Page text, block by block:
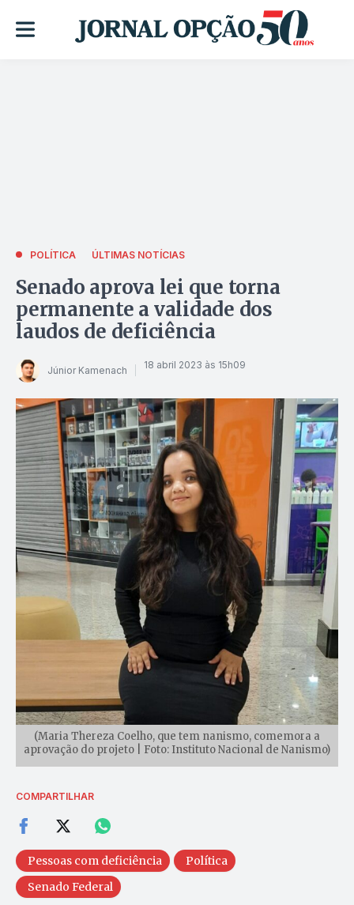
POLÍTICA ÚLTIMAS NOTÍCIAS
Senado aprova lei que torna
permanente a validade dos
laudos de deficiência
Júnior Kamenach 18 abril 2023 às 15h09
(Maria Thereza Coelho, que tem nanismo, comemora a
aprovação do projeto | Foto: Instituto Nacional de Nanismo)
COMPARTILHAR
Pessoas com deficiência
Política
Senado Federal